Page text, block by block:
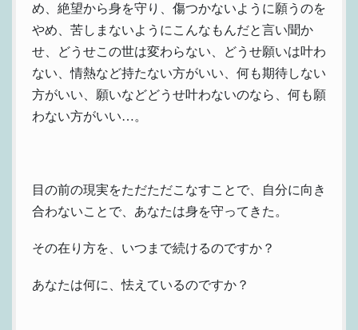
め、絶望から身を守り、傷つかないように願うのを
やめ、苦しまないようにこんなもんだと言い聞か
せ、どうせこの世は変わらない、どうせ願いは叶わ
ない、情熱など持たない方がいい、何も期待しない
方がいい、願いなどどうせ叶わないのなら、何も願
わない方がいい…。
目の前の現実をただただこなすことで、自分に向き
合わないことで、あなたは身を守ってきた。
その在り方を、いつまで続けるのですか？
あなたは何に、怯えているのですか？